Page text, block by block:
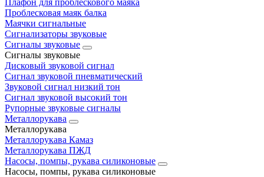
Плафон для проблескового маяка
Проблесковая маяк балка
Маячки сигнальные
Сигнализаторы звуковые
Сигналы звуковые
Сигналы звуковые
Дисковый звуковой сигнал
Сигнал звуковой пневматический
Звуковой сигнал низкий тон
Сигнал звуковой высокий тон
Рупорные звуковые сигналы
Металлорукава
Металлорукава
Металлорукава Камаз
Металлорукава ПЖД
Насосы, помпы, рукава силиконовые
Насосы, помпы, рукава силиконовые